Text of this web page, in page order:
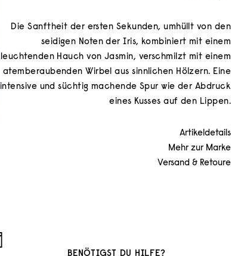
Die Sanftheit der ersten Sekunden, umhüllt von den
seidigen Noten der Iris, kombiniert mit einem
leuchtenden Hauch von Jasmin, verschmilzt mit einem
atemberaubenden Wirbel aus sinnlichen Hölzern. Eine
intensive und süchtig machende Spur wie der Abdruck
eines Kusses auf den Lippen.
Artikeldetails
Mehr zur Marke
Versand & Retoure
BENÖTIGST DU HILFE?